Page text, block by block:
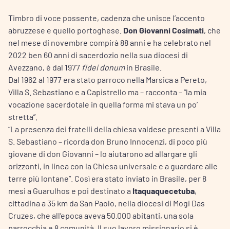
Timbro di voce possente, cadenza che unisce l’accento
abruzzese e quello portoghese. Don Giovanni Cosimati, che
nel mese di novembre compirà 88 anni e ha celebrato nel
2022 ben 60 anni di sacerdozio nella sua diocesi di
Avezzano, è dal 1977 fidei donumin Brasile.
Dal 1962 al 1977 era stato parroco nella Marsica a Pereto,
Villa S. Sebastiano e a Capistrello ma – racconta – “la mia
vocazione sacerdotale in quella forma mi stava un po’
stretta”.
“La presenza dei fratelli della chiesa valdese presenti a Villa
S. Sebastiano – ricorda don Bruno Innocenzi, di poco più
giovane di don Giovanni – lo aiutarono ad allargare gli
orizzonti, in linea con la Chiesa universale e a guardare alle
terre più lontane”. Così era stato inviato in Brasile, per 8
mesi a Guarulhos e poi destinato a Itaquaquecetuba,
cittadina a 35 km da San Paolo, nella diocesi di Mogi Das
Cruzes, che all’epoca aveva 50.000 abitanti, una sola